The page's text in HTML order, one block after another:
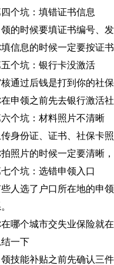
个坑：填错证书信息
领的时候要填证书编号、
信息的时候一定要按证
个坑：银行卡没激活
通过后钱是打到你的社
申领之前先去银行激活
个坑：材料照片不清晰
传身份证、证书、社保卡
照片的时候一定要清晰
个坑：选错申领入口
人选了户口所在地的申
哪个城市交失业保险就
一下
领技能补贴之前先确认三